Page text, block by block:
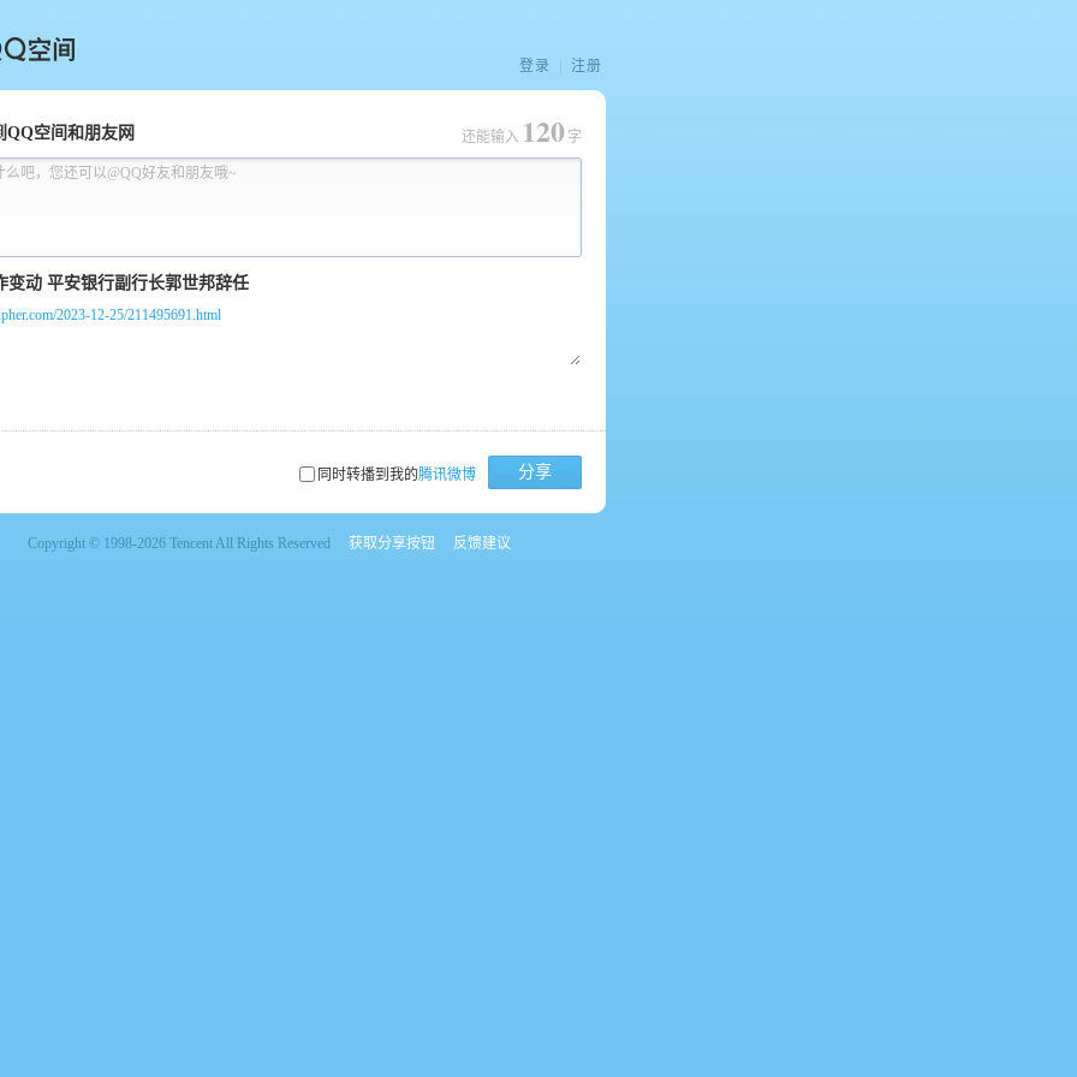
间
登录 注册
QQ空间和朋友网
么吧，您还可以@QQ好友和朋友哦~
还能输入 120 字
2023-12-25/211495691.html
同时转播到我的腾讯微博 分享
Copyright © 1998-2026 Tencent All Rights Reserved 获取分享按钮 反馈建议